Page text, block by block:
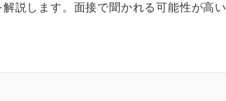
説します。面接で聞かれる可能性が高い